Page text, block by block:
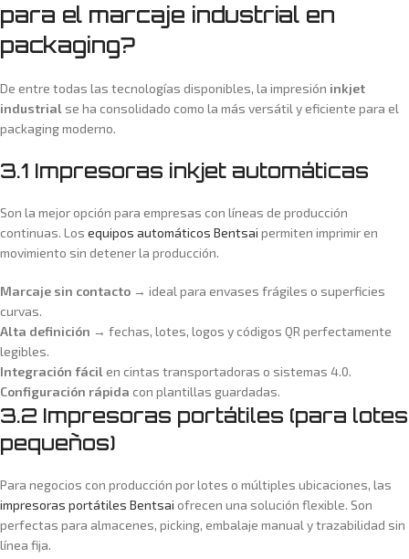
para el marcaje industrial en
packaging?
De entre todas las tecnologías disponibles, la impresión inkjet
industrial se ha consolidado como la más versátil y eficiente para el
packaging moderno.
3.1 Impresoras inkjet automáticas
Son la mejor opción para empresas con líneas de producción
continuas. Los equipos automáticos Bentsai permiten imprimir en
movimiento sin detener la producción.
Marcaje sin contacto → ideal para envases frágiles o superficies
curvas.
Alta definición → fechas, lotes, logos y códigos QR perfectamente
legibles.
Integración fácil en cintas transportadoras o sistemas 4.0.
Configuración rápida con plantillas guardadas.
3.2 Impresoras portátiles (para lotes
pequeños)
Para negocios con producción por lotes o múltiples ubicaciones, las
impresoras portátiles Bentsai ofrecen una solución flexible. Son
perfectas para almacenes, picking, embalaje manual y trazabilidad sin
línea fija.